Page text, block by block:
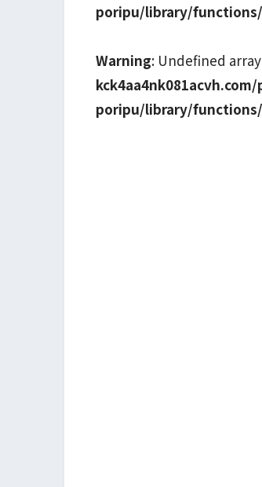
poripu/library/
Warning: Undefined
poripu/library/